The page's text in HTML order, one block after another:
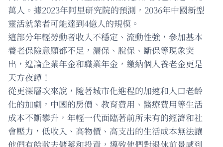
萬人。據2023年阿里研究院的預測，2036年中國新型
靈活就業者可能達到4億人的規模。
這部分年輕勞動者收入不穩定、流動性強，參加基本
養老保險意願都不足，漏保、脫保、斷保等現象突
出，遑論企業年金和職業年金，繳納個人養老金更是
天方夜譚！
從更深層次來說，隨著城市化進程的加速和人口老齡
化的加劇，中國的房價、教育費用、醫療費用等生活
成本不斷攀升，年輕一代面臨著前所未有的經濟和社
會壓力，低收入、高物價、高支出的生活成本無法讓
他們有餘款去儲蓄和投資，導致他們對退休前景感到